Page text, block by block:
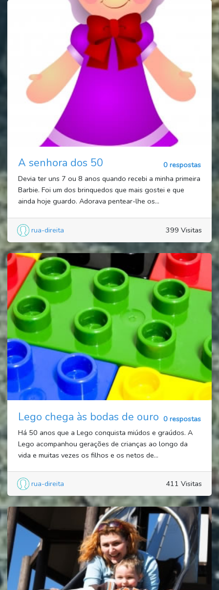
A senhora dos 50
0 respostas
Devia ter uns 7 ou 8 anos quando recebi a minha primeira
Barbie. Foi um dos brinquedos que mais gostei e que
ainda hoje guardo. Adorava pentear-lhe os...
rua-direita 399 Visitas
Lego chega às bodas de ouro 0 respostas
Há 50 anos que a Lego conquista miúdos e graúdos. A
Lego acompanhou gerações de crianças ao longo da
vida e muitas vezes os filhos e os netos de...
rua-direita 411 Visitas